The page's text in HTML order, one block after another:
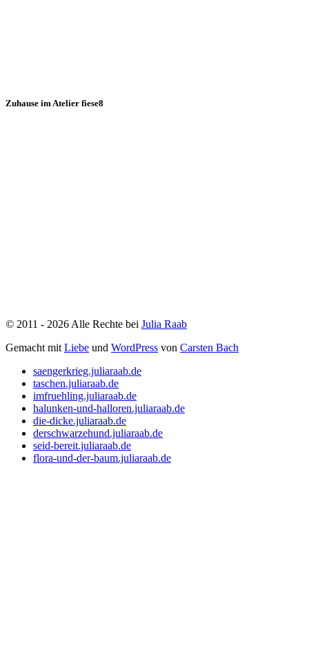
Zuhause im Atelier fiese8
© 2011 - 2026 Alle Rechte bei Julia Raab
Gemacht mit Liebe und WordPress von Carsten Bach
saengerkrieg.juliaraab.de
taschen.juliaraab.de
imfruehling.juliaraab.de
halunken-und-halloren.juliaraab.de
die-dicke.juliaraab.de
derschwarzehund.juliaraab.de
seid-bereit.juliaraab.de
flora-und-der-baum.juliaraab.de